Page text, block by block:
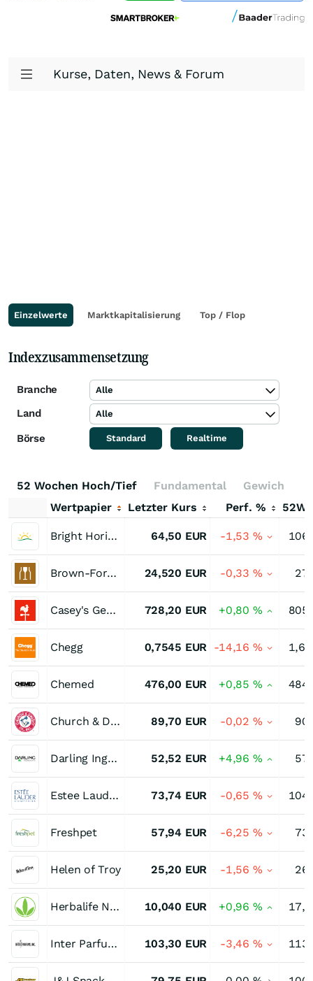
Kurse, Daten, News & Forum
Einzelwerte Marktkapitalisierung Top / Flop
Indexzusammensetzung
Branche Alle
Land Alle
Börse Standard Realtime
52 Wochen Hoch/Tief Fundamental
Gewichtung
Wertpapier
Letzter Kurs Perf. %
Bright Horizons Family Solutions 64,50 EUR -1,53 %
Brown-Forman Registered (B) 24,520 EUR -0,33 %
Casey's General Stores 728,20 EUR +0,80 %
Chegg 0,7545 EUR -14,16 %
Chemed 476,00 EUR +0,85 %
Church & Dwight 89,70 EUR -0,02 %
Darling Ingredients 52,52 EUR +4,96 %
Estee Lauder Companies Registered (A) 73,74 EUR -0,65 %
Freshpet 57,94 EUR -6,25 %
Helen of Troy 25,20 EUR -1,56 %
Herbalife Nutrition 10,040 EUR +0,96 %
Inter Parfums 103,30 EUR -3,46 %